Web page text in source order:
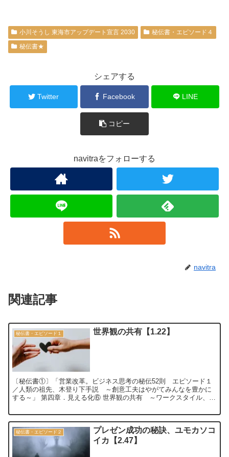
小川そうし 東海市アップデート宣言 2030
秘伝書・エピソード４
秘伝書★
シェアする
Twitter Facebook LINE
コピー
navitraをフォローする
navitra
関連記事
秘伝書・エピソード１ 世界観の共有【1.22】
〔秘伝書①〕「営業改革。ビジネス思考の秘伝52則 エピソード１
／人類の祖先、木登り下手説 ～創意工夫はやがてみんなを豊かに
する～」 第四章．見える化⑥ 世界観の共有 ～ワークスタイル、嬉
秘伝書・エピソード２
プレゼン成功の秘訣、ユモカソコ
イカ【2.47】